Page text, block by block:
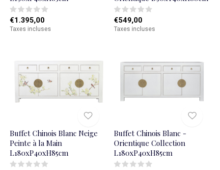
€1.395,00
Taxes incluses
€549,00
Taxes incluses
Buffet Chinois Blanc Neige
Peinte à la Main
L180xP40xH85cm
Buffet Chinois Blanc -
Orientique Collection
L180xP40xH85cm